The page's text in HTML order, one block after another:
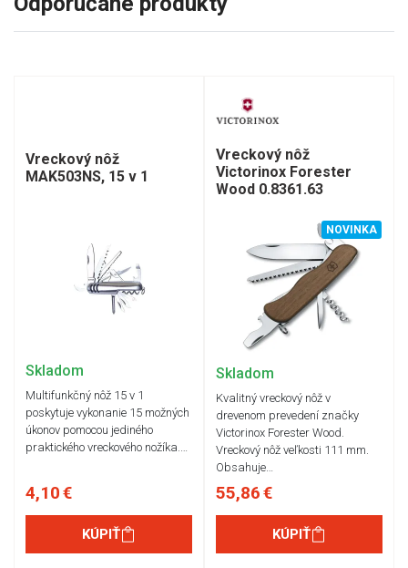
Vreckový nôž
MAK503NS, 15 v 1
Skladom
Multifunkčný nôž 15 v 1
poskytuje vykonanie 15 možných
úkonov pomocou jediného
praktického vreckového nožíka.…
4,10 €
KÚPIŤ
Vreckový nôž
Victorinox Forester
Wood 0.8361.63
NOVINKA
Skladom
Kvalitný vreckový nôž v
drevenom prevedení značky
Victorinox Forester Wood.
Vreckový nôž veľkosti 111 mm.
Obsahuje…
55,86 €
KÚPIŤ